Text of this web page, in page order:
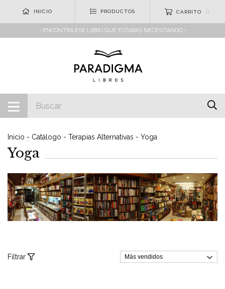
INICIO PRODUCTOS CARRITO 0
• ENCONTRÁ ESE LIBRO QUE ESTABAS NECESITANDO •
Inicio - Catálogo - Terapias Alternativas - Yoga
Yoga
Filtrar